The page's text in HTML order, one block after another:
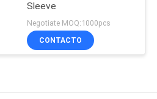
Sleeve
Negotiate MOQ:1000pcs
CONTACTO